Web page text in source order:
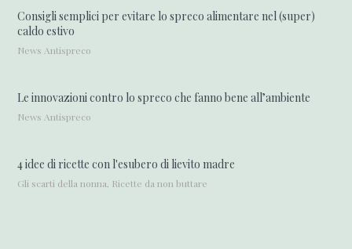
Consigli semplici per evitare lo spreco alimentare nel (super)
caldo estivo
News Antispreco
Le innovazioni contro lo spreco che fanno bene all’ambiente
News Antispreco
4 idee di ricette con l'esubero di lievito madre
Gli scarti della nonna, Ricette da non buttare